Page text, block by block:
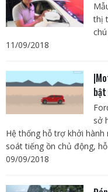
thị
11/09/2018
sở
Hệ thống hỗ trợ khởi
soát tiếng ồn chủ động,
09/09/2018